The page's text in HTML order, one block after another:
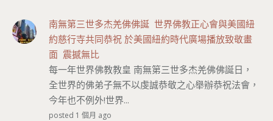
南無第三世多杰羌佛佛誕 世界佛教正心會與美國紐
約慈行寺共同恭祝 於美國紐約時代廣場播放致敬畫
面 震撼無比
每一年世界佛教教皇 南無第三世多杰羌佛佛誕日，
全世界的佛弟子無不以虔誠恭敬之心舉辦恭祝法會，
今年也不例外!世界...
posted 1 個月 ago